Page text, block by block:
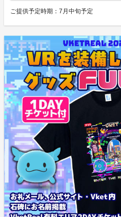
ご提供予定時期： 7月中旬予定